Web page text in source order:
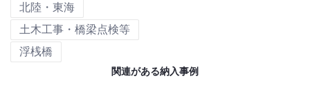
北陸・東海
土木工事・橋梁点検等
浮桟橋
関連がある納入事例